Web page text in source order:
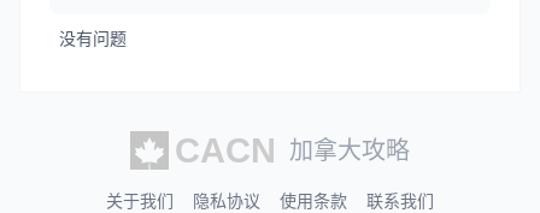
没有问题
加拿大攻略
关于我们 隐私协议 使用条款
联系我们